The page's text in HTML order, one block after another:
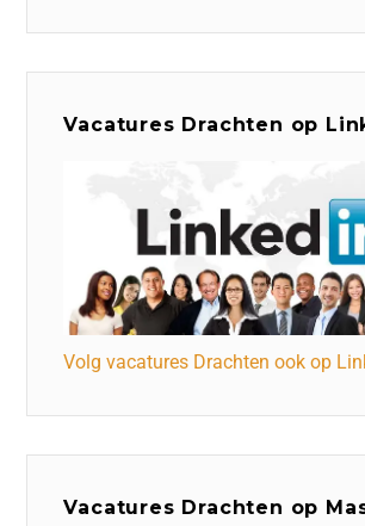
Vacatures Drachten op
Volg vacatures Drachten ook op
Vacatures Drachten op